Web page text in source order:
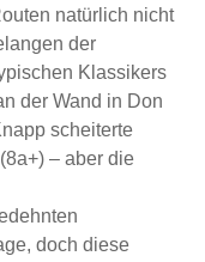
natürlich nicht
der
Klassikers
der Wand in Don
scheiterte
– aber die
doch diese